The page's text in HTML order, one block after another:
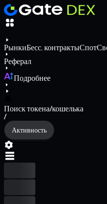
РынкиБесс. контрактыСпот
Реферал
Подробнее
Поиск токена/кошелька
/
Активность